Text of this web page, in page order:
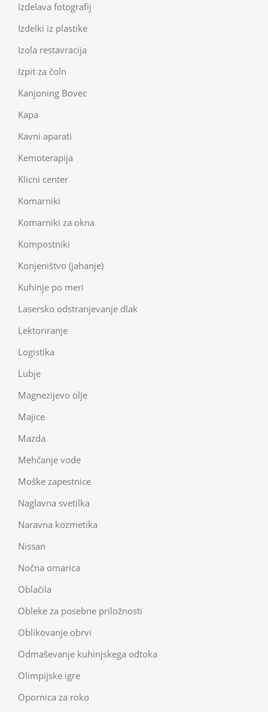
Izdelava fotografij
Izdelki iz plastike
Izola restavracija
Izpit za čoln
Kanjoning Bovec
Kapa
Kavni aparati
Kemoterapija
Klicni center
Komarniki
Komarniki za okna
Kompostniki
Konjeništvo (jahanje)
Kuhinje po meri
Lasersko odstranjevanje dlak
Lektoriranje
Logistika
Lubje
Magnezijevo olje
Majice
Mazda
Mehčanje vode
Moške zapestnice
Naglavna svetilka
Naravna kozmetika
Nissan
Nočna omarica
Oblačila
Obleke za posebne priložnosti
Oblikovanje obrvi
Odmaševanje kuhinjskega odtoka
Olimpijske igre
Opornica za roko